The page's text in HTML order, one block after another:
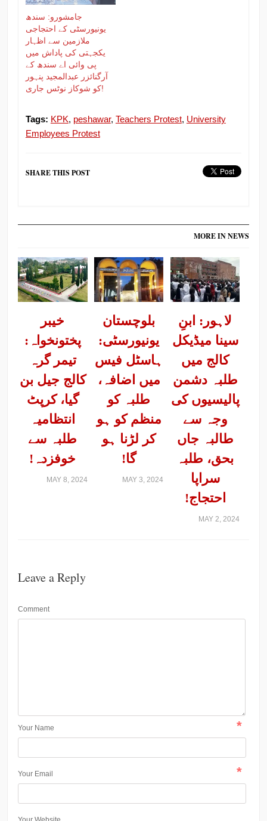
جامشورو: سندھ
یونیورسٹی کے احتجاجی
ملازمین سے اظہار
یکجہتی کی پاداش میں
پی وائی اے سندھ کے
آرگنائزر عبدالمجید پنہور
کو شوکاز نوٹس جاری!
Tags: KPK, peshawar, Teachers Protest, University
Employees Protest
SHARE THIS POST
MORE IN NEWS
خیبر
پختونخواہ:
تیمر گرہ
کالج جیل بن
گیا، کرپٹ
انتظامیہ
طلبہ سے
خوفزدہ!
MAY 8, 2024
بلوچستان
یونیورسٹی:
ہاسٹل فیس
میں اضافہ،
طلبہ کو
منظم کو ہو
کر لڑنا ہو
گا!
MAY 3, 2024
لاہور: ابنِ
سینا میڈیکل
کالج میں
طلبہ دشمن
پالیسیوں کی
وجہ سے
طالبہ جاں
بحق، طلبہ
سراپا
احتجاج!
MAY 2, 2024
Leave a Reply
Comment
Your Name *
Your Email *